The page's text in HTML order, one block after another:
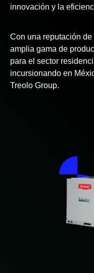
innovación y la
Con una reputación
amplia gama de
para el sector
incursionando en
Treolo Group.